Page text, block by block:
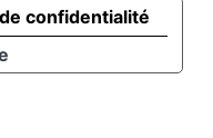
confidentialité